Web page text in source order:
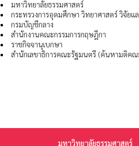
มหาวิทยาลัยธรรมศาสตร์
กระทรวงการอุดมศึกษา วิทยาศาสตร์ วิจัยแ
กรมบัญชีกลาง
สำนักงานคณะกรรมการกฤษฎีกา
ราชกิจจานุเบกษา
สำนักเลขาธิการคณะรัฐมนตรี (ค้นหามติค
มหาวิทยาลัยธรรมศาสตร์